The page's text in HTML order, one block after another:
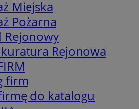
Miejska
Pożarna
Rejonowy
Rejonowa
firm
do katalogu